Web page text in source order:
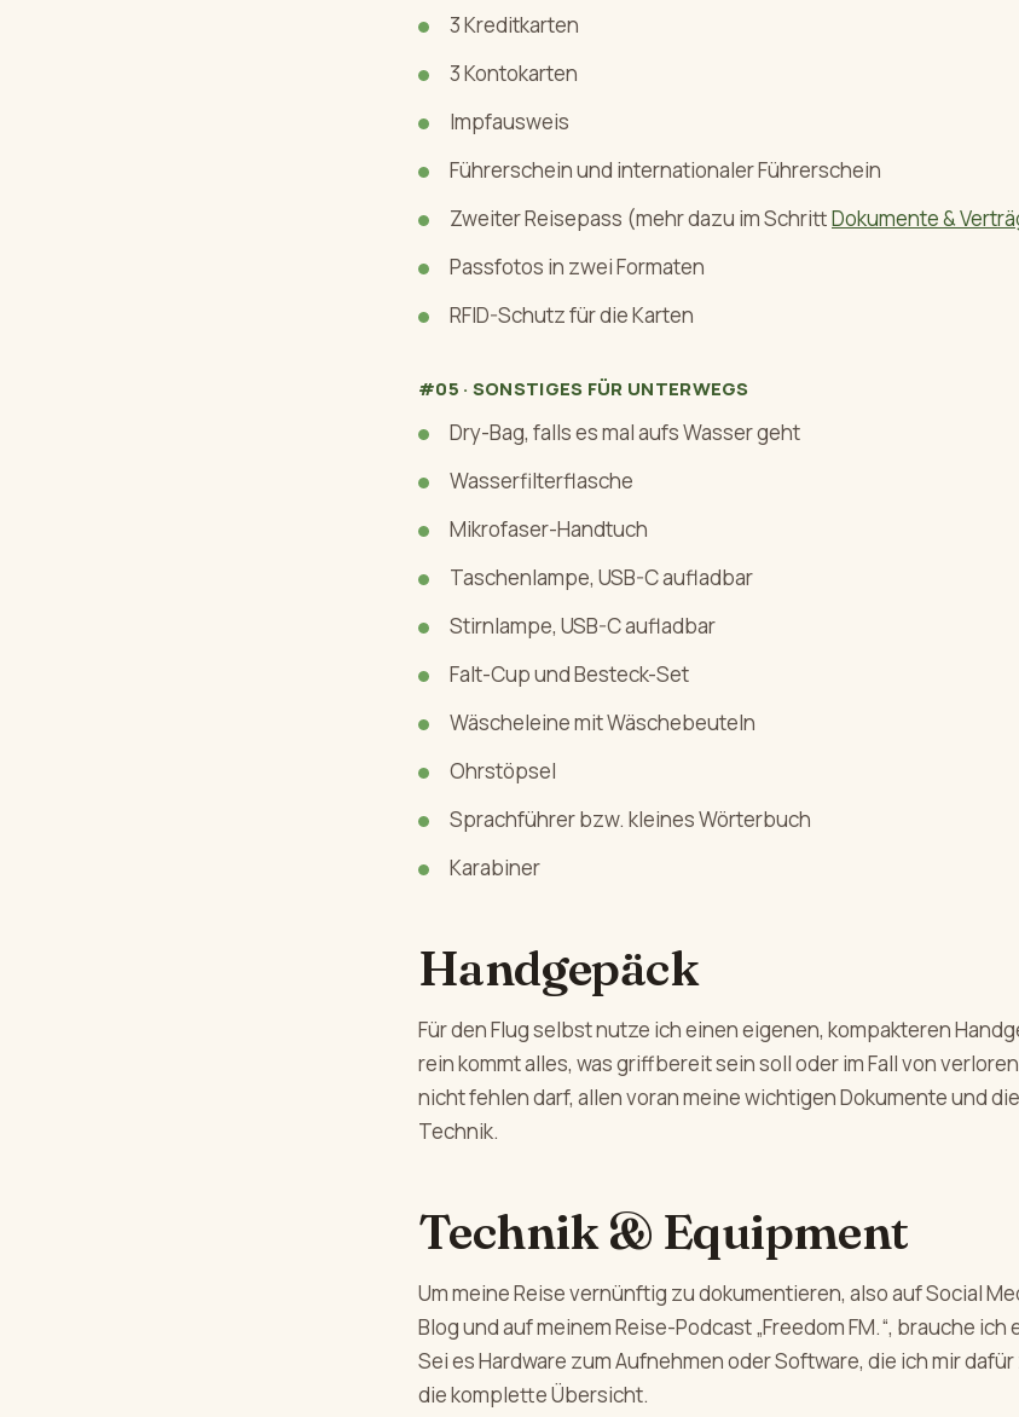
3 Kreditkarten
3 Kontokarten
Impfausweis
Führerschein und internationaler Führerschein
Zweiter Reisepass (mehr dazu im SchrittDokumente &
Passfotos in zwei Formaten
RFID-Schutz für die Karten
#05 · SONSTIGES FÜR UNTERWEGS
Dry-Bag, falls es mal aufs Wasser geht
Wasserfilterflasche
Mikrofaser-Handtuch
Taschenlampe, USB-C aufladbar
Stirnlampe, USB-C aufladbar
Falt-Cup und Besteck-Set
Wäscheleine mit Wäschebeuteln
Ohrstöpsel
Sprachführer bzw. kleines Wörterbuch
Karabiner
Handgepäck
Für den Flug selbst nutze ich einen eigenen, kompakteren
rein kommt alles, was griffbereit sein soll oder im Fall von
nicht fehlen darf, allen voran meine wichtigen Dokumente und
Technik.
Technik & Equipment
Um meine Reise vernünftig zu dokumentieren, also auf Social
Blog und auf meinem Reise-Podcast „Freedom FM.“, brauche ich
Sei es Hardware zum Aufnehmen oder Software, die ich mir
die komplette Übersicht.